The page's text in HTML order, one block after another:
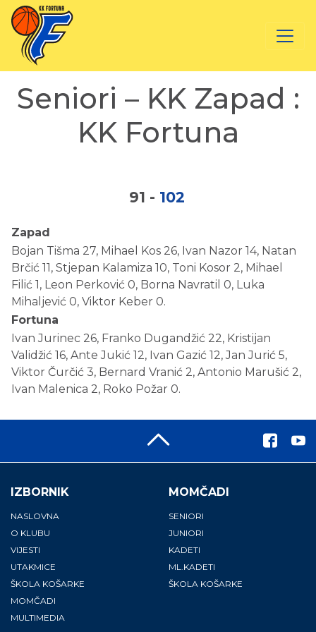
Seniori – KK Zapad :
KK Fortuna
91 - 102
Zapad
Bojan Tišma 27, Mihael Kos 26, Ivan Nazor 14, Natan
Brčić 11, Stjepan Kalamiza 10, Toni Kosor 2, Mihael
Filić 1, Leon Perković 0, Borna Navratil 0, Luka
Mihaljević 0, Viktor Keber 0.
Fortuna
Ivan Jurinec 26, Franko Dugandžić 22, Kristijan
Validžić 16, Ante Jukić 12, Ivan Gazić 12, Jan Jurić 5,
Viktor Čurčić 3, Bernard Vranić 2, Antonio Marušić 2,
Ivan Malenica 2, Roko Požar 0.
IZBORNIK
NASLOVNA
O KLUBU
VIJESTI
UTAKMICE
ŠKOLA KOŠARKE
MOMČADI
MULTIMEDIA
MOMČADI
SENIORI
JUNIORI
KADETI
ML.KADETI
ŠKOLA KOŠARKE